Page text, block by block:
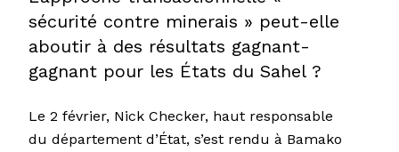
sécurité contre minerais » peut-elle
aboutir à des résultats gagnant-
gagnant pour les États du Sahel ?
Le 2 février, Nick Checker, haut responsable
du département d’État, s’est rendu à Bamako